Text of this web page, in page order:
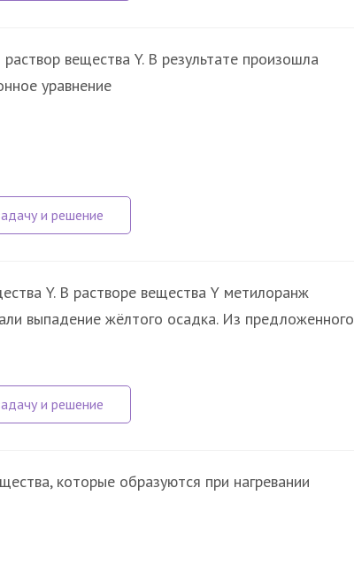
вещества Y. В результате произошла
уравнение
Y. В растворе вещества Y метилоранж
выпадение жёлтого осадка. Из предложенного
которые образуются при нагревании